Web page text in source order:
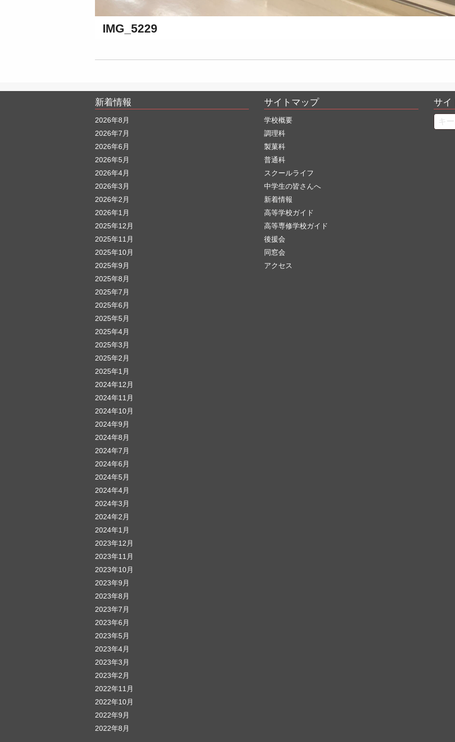
IMG_5229
新着情報
2026年8月
2026年7月
2026年6月
2026年5月
2026年4月
2026年3月
2026年2月
2026年1月
2025年12月
2025年11月
2025年10月
2025年9月
2025年8月
2025年7月
2025年6月
2025年5月
2025年4月
2025年3月
2025年2月
2025年1月
2024年12月
2024年11月
2024年10月
2024年9月
2024年8月
2024年7月
2024年6月
2024年5月
2024年4月
2024年3月
2024年2月
2024年1月
2023年12月
2023年11月
2023年10月
2023年9月
2023年8月
2023年7月
2023年6月
2023年5月
2023年4月
2023年3月
2023年2月
2022年11月
2022年10月
2022年9月
2022年8月
サイトマップ
学校概要
調理科
製菓科
普通科
スクールライフ
中学生の皆さんへ
新着情報
高等学校ガイド
高等専修学校ガイド
後援会
同窓会
アクセス
サイ